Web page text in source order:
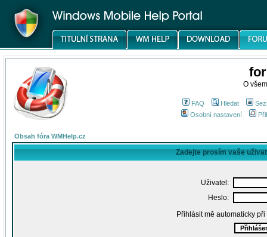
O
FAQ Hledat
Osobní nastavení
Obsah fóra WMHelp.cz
Zadejte prosím vaše
Uživatel:
Heslo:
Přihlásit mě automaticky